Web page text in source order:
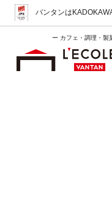
バンタンは
ー カフェ・調理・製